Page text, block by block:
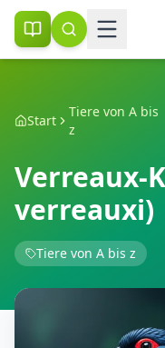
Start
Tiere von A bis
z
Verreaux-
verreauxi)
Tiere von A bis z